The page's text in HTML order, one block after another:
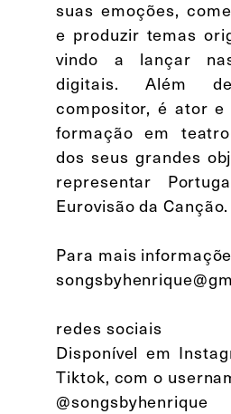
suas emoções,
e produzir temas
vindo a lançar
digitais. Além
compositor, é ator e
formação em
dos seus grandes
representar
Eurovisão da Canção.
Para mais
redes sociais
Disponível em
Tiktok, com o
@songsbyhenrique